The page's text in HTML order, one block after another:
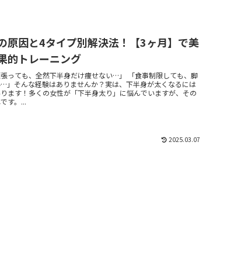
原因と4タイプ別解決法！【3ヶ月】で美
的トレーニング
張っても、全然下半身だけ痩せない…」 「食事制限しても、脚
」そんな経験はありませんか？実は、下半身が太くなるには
ます！多くの女性が「下半身太り」に悩んでいますが、その
す。...
2025.03.07